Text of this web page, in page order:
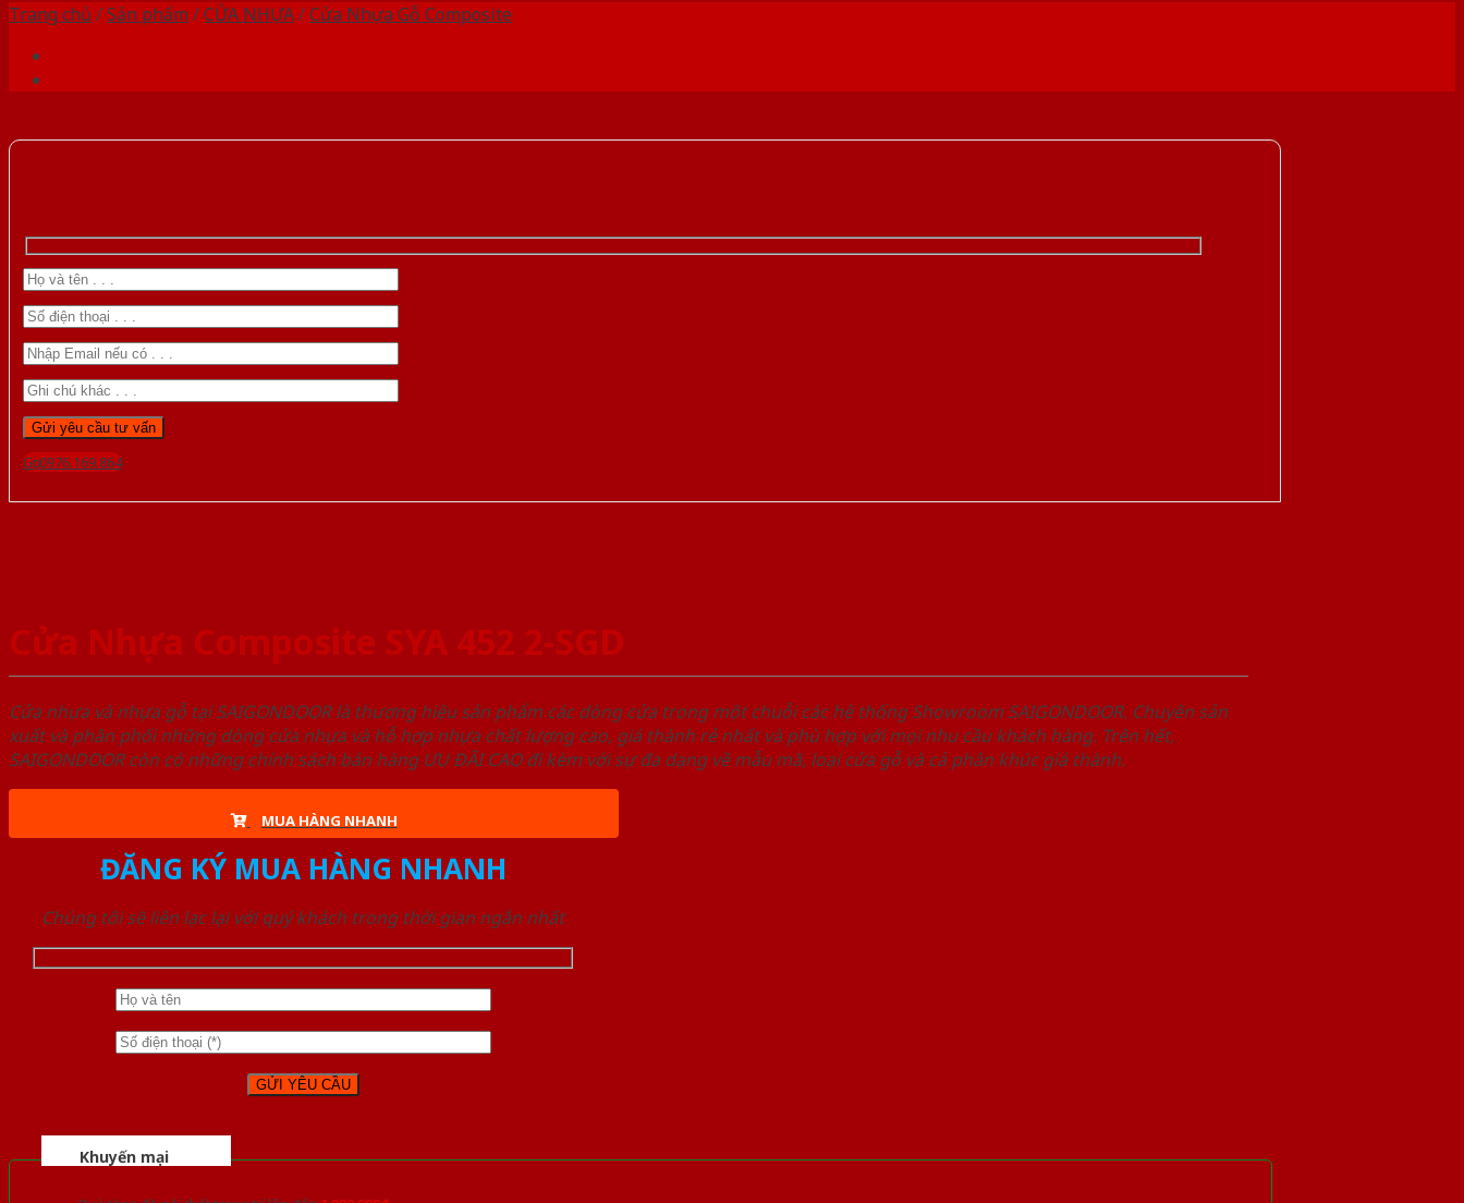
Trang chủ /Sản phẩm /CỬA NHỰA/Cửa Nhựa Gỗ Composite
Gọi 0976.169.864
Cửa Nhựa Composite SYA 452 2-SGD
Cửa nhựa và nhựa gỗ tại SAIGONDOOR là thương hiệu sản phẩm các dòng cửa trong một chuỗi các hệ thống Showroom SAIGONDOOR. Chuyên sản
xuất và phân phối những dòng cửa nhựa và hỗ hợp nhựa chất lượng cao, giá thành rẻ nhất và phù hợp với mọi nhu cầu khách hàng. Trên hết,
SAIGONDOOR còn có những chính sách bán hàng ƯU ĐÃI CAO đi kèm với sự đa dạng về mẫu mã, loại cửa gỗ và cả phân khúc giá thành.
MUA HÀNG NHANH
ĐĂNG KÝ MUA HÀNG NHANH
Chúng tôi sẽ liên lạc lại với quý khách trong thời gian ngắn nhất
Khuyến mại